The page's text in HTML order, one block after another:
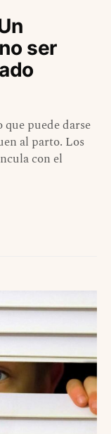
ser
puede darse
al parto. Los
con el